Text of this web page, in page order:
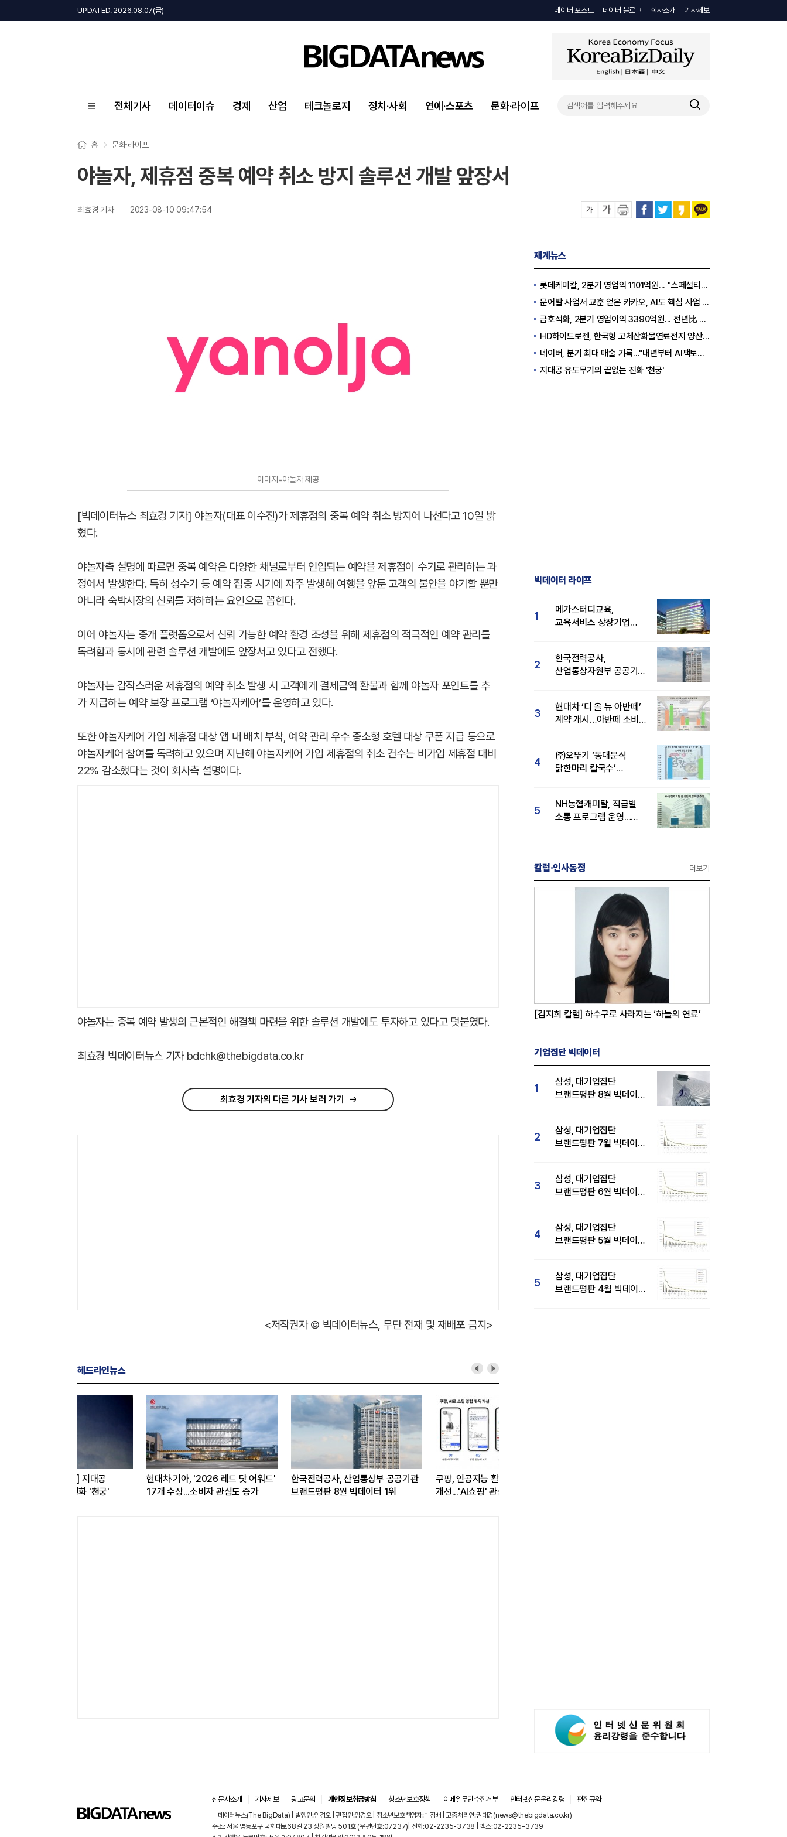
UPDATED. 2026.08.07(금) 네이버 포스트 네이버 블로그 회사소개 기사제보
전체기사 데이터이슈 경제 산업 테크놀로지 정치·사회 연예·스포츠 문화·라이프
홈 문화·라이프
야놀자, 제휴점 중복 예약 취소 방지 솔루션 개발 앞장서
최효경 기자 2023-08-10 09:47:54
이미지=야놀자 제공
[빅데이터뉴스 최효경 기자] 야놀자(대표 이수진)가 제휴점의 중복 예약 취소 방지에 나선다고 10일 밝
혔다.
야놀자측 설명에 따르면 중복 예약은 다양한 채널로부터 인입되는 예약을 제휴점이 수기로 관리하는 과
정에서 발생한다. 특히 성수기 등 예약 집중 시기에 자주 발생해 여행을 앞둔 고객의 불안을 야기할 뿐만
아니라 숙박시장의 신뢰를 저하하는 요인으로 꼽힌다.
이에 야놀자는 중개 플랫폼으로서 신뢰 가능한 예약 환경 조성을 위해 제휴점의 적극적인 예약 관리를
독려함과 동시에 관련 솔루션 개발에도 앞장서고 있다고 전했다.
야놀자는 갑작스러운 제휴점의 예약 취소 발생 시 고객에게 결제금액 환불과 함께 야놀자 포인트를 추
가 지급하는 예약 보장 프로그램 ‘야놀자케어’를 운영하고 있다.
또한 야놀자케어 가입 제휴점 대상 앱 내 배치 부착, 예약 관리 우수 중소형 호텔 대상 쿠폰 지급 등으로
야놀자케어 참여를 독려하고 있으며 지난해 야놀자케어 가입 제휴점의 취소 건수는 비가입 제휴점 대비
22% 감소했다는 것이 회사측 설명이다.
야놀자는 중복 예약 발생의 근본적인 해결책 마련을 위한 솔루션 개발에도 투자하고 있다고 덧붙였다.
최효경 빅데이터뉴스 기자 bdchk@thebigdata.co.kr
최효경 기자의 다른 기사 보러 가기
<저작권자 © 빅데이터뉴스, 무단 전재 및 재배포 금지>
헤드라인뉴스
한국전력공사, 산업통상부 공공기관
브랜드평판 8월 빅데이터 1위
쿠팡, 인공지능 활용해 구매 시스템
개선...'AI쇼핑' 관심도 증가
카카오, 카톡서 AI 에이전트로 주문·
결제 서비스 추진…쿠팡이츠와 첫
메가스터디교육, 교육서비스
상장기업 브랜드평판 8월 빅데이터
재계뉴스
롯데케미칼, 2분기 영업익 1101억원... "스페셜티 전환 가속"
문어발 사업서 교훈 얻은 카카오, AI도 핵심 사업 '선택과 집중'
금호석화, 2분기 영업이익 3390억원... 전년比 419% 급증
HD하이드로젠, 한국형 고체산화물연료전지 양산체계 구축
네이버, 분기 최대 매출 기록..."내년부터 AI팩토리 수익 날 것"
지대공 유도무기의 끝없는 진화 '천궁'
빅데이터 라이프
1
메가스터디교육,
교육서비스 상장기업
2
한국전력공사,
산업통상자원부 공공기관
3
현대차 ‘디 올 뉴 아반떼’
계약 개시…아반떼 소비자
4
㈜오뚜기 ‘동대문식
닭한마리 칼국수’
5
NH농협캐피탈, 직급별
소통 프로그램 운영…
칼럼·인사동정 더보기
[김지희 칼럼] 하수구로 사라지는 ‘하늘의 연료’
기업집단 빅데이터
1
삼성, 대기업집단
브랜드평판 8월 빅데이터
2
삼성, 대기업집단
브랜드평판 7월 빅데이터
3
삼성, 대기업집단
브랜드평판 6월 빅데이터
4
삼성, 대기업집단
브랜드평판 5월 빅데이터
5
삼성, 대기업집단
브랜드평판 4월 빅데이터
신문사소개 기사제보 광고문의 개인정보취급방침 청소년보호정책 이메일무단수집거부 인터넷신문윤리강령 편집규약
빅데이터뉴스(The BigData) | 발행인:임경오 | 편집인:임경오 | 청소년보호책임자:박정배 | 고충처리인:권대경(news@thebigdata.co.kr)
주소: 서울 영등포구 국회대로68길 23 정원빌딩 501호 (우편번호:07237)| 전화:02-2235-3738 | 팩스:02-2235-3739